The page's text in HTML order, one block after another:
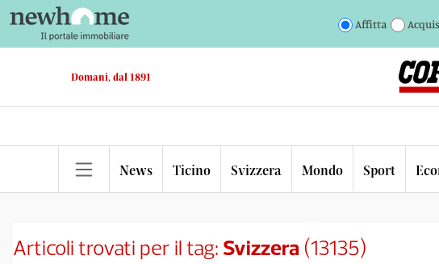
Affitta
Domani, dal 1891
News Ticino Svizzera Mondo Sport
Articoli trovati per il tag: Svizzera (13135)